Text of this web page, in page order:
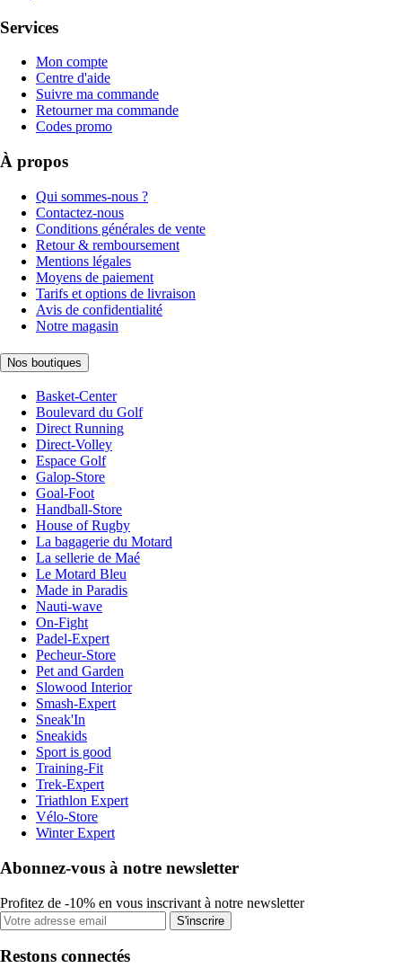
Services
Mon compte
Centre d'aide
Suivre ma commande
Retourner ma commande
Codes promo
À propos
Qui sommes-nous ?
Contactez-nous
Conditions générales de vente
Retour & remboursement
Mentions légales
Moyens de paiement
Tarifs et options de livraison
Avis de confidentialité
Notre magasin
Nos boutiques
Basket-Center
Boulevard du Golf
Direct Running
Direct-Volley
Espace Golf
Galop-Store
Goal-Foot
Handball-Store
House of Rugby
La bagagerie du Motard
La sellerie de Maé
Le Motard Bleu
Made in Paradis
Nauti-wave
On-Fight
Padel-Expert
Pecheur-Store
Pet and Garden
Slowood Interior
Smash-Expert
Sneak'In
Sneakids
Sport is good
Training-Fit
Trek-Expert
Triathlon Expert
Vélo-Store
Winter Expert
Abonnez-vous à notre newsletter
Profitez de -10% en vous inscrivant à notre newsletter
S'inscrire
Restons connectés